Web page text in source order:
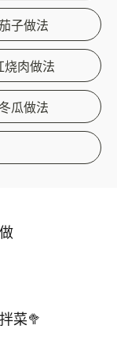
茄子做法
烧肉做法
冬瓜做法
菜🥦